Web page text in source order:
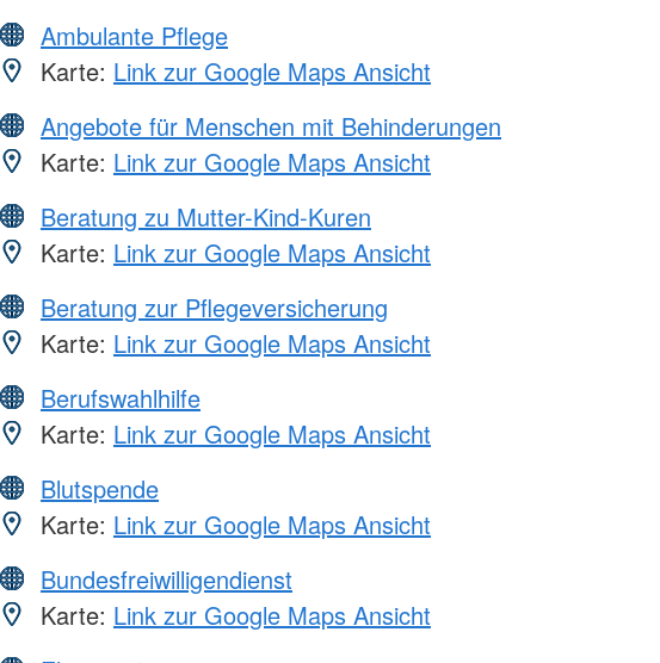
Ambulante Pflege
Karte: Link zur Google Maps Ansicht
Angebote für Menschen mit Behinderungen
Karte: Link zur Google Maps Ansicht
Beratung zu Mutter-Kind-Kuren
Karte: Link zur Google Maps Ansicht
Beratung zur Pflegeversicherung
Karte: Link zur Google Maps Ansicht
Berufswahlhilfe
Karte: Link zur Google Maps Ansicht
Blutspende
Karte: Link zur Google Maps Ansicht
Bundesfreiwilligendienst
Karte: Link zur Google Maps Ansicht